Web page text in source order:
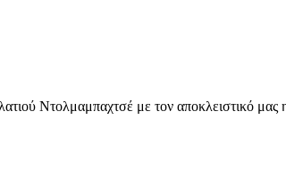
Ντολμαμπαχτσέ με τον αποκλειστικό μας